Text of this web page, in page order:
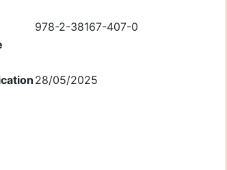
978-2-38167-407-0
28/05/2025